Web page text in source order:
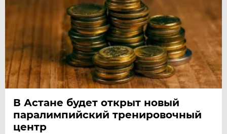
В Астане будет открыт новый
паралимпийский тренировочный
центр